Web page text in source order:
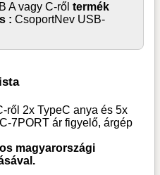
A vagy C-ről termék
: CsoportNev USB-
ről 2x TypeC anya és 5x
7PORT ár figyelő, árgép
magyarországi